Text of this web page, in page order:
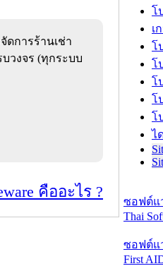
ดการร้านเช่า
วงจร (ทุกระบบ
คืออะไร ?
โ
เ
โ
โ
โ
โ
โ
ไ
ซอฟต์แ
Thai
ซอฟต์แ
First